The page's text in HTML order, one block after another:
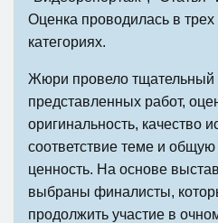
Оценка проводилась в трех
категориях.
Жюри провело тщательный
представленных работ,
оригинальность, качество
соответствие теме и
ценность. На основе
выбраны финалисты,
продолжить участие в